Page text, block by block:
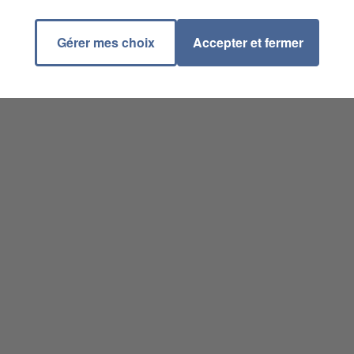
LES NEMOURS
Gérer mes choix Accepter et fermer